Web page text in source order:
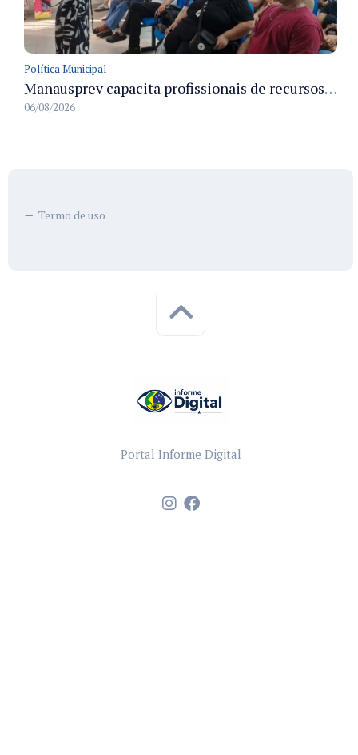
Política Municipal
Manausprev capacita profissionais de recursos humanos para agilizar concessão de aposentadorias no município
06/08/2026
Termo de uso
Portal Informe Digital